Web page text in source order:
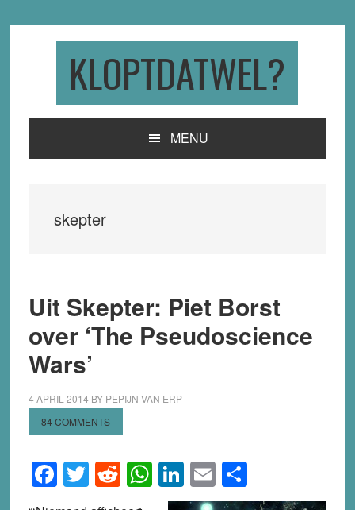
KLOPTDATWEL?
MENU
skepter
Uit Skepter: Piet Borst
over ‘The Pseudoscience
Wars’
4 APRIL 2014 BY PEPIJN VAN ERP
84 COMMENTS
Facebook
Twitter
Reddit
WhatsApp
LinkedIn
EmailShare